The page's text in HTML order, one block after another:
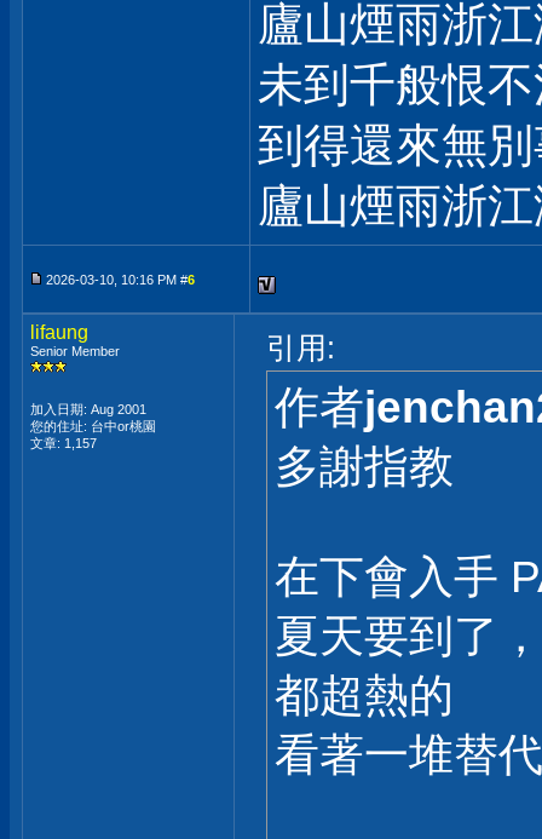
廬山煙雨浙
未到千般恨
到得還來無
廬山煙雨浙
2026-03-10, 10:16 PM #6
lifaung
Senior Member
加入日期: Aug 2001
您的住址: 台中or桃園
文章: 1,157
引用:
作者
多謝指教
在下會入手
夏天要到了
都超熱的
看著一堆替